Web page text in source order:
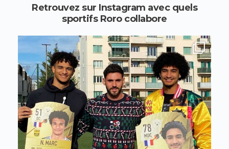
Retrouvez sur Instagram avec quels
sportifs Roro collabore